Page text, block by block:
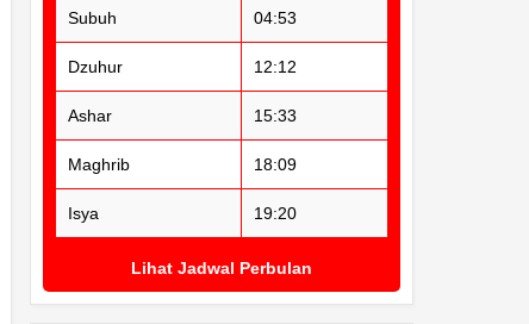
Subuh 04:53
Dzuhur 12:12
Ashar 15:33
Maghrib 18:09
Isya 19:20
Lihat Jadwal Perbulan